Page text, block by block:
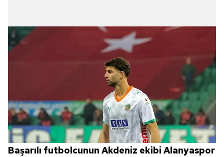
Başarılı futbolcunun Akdeniz ekibi Alanyaspor